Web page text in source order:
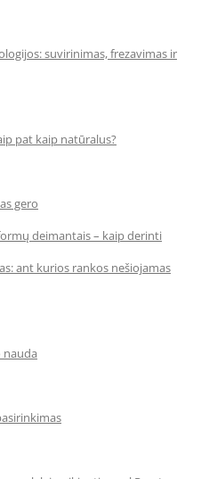
suvirinimas, frezavimas ir
pat kaip natūralus?
gero
deimantais – kaip derinti
ant kurios rankos nešiojamas